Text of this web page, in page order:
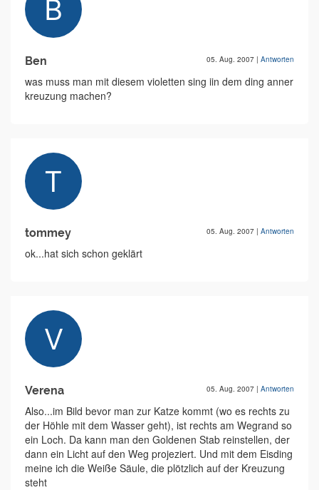
Ben 05. Aug. 2007 | Antworten
was muss man mit diesem violetten sing iin dem ding anner
kreuzung machen?
tommey 05. Aug. 2007 | Antworten
ok...hat sich schon geklärt
Verena 05. Aug. 2007 | Antworten
Also...im Bild bevor man zur Katze kommt (wo es rechts zu
der Höhle mit dem Wasser geht), ist rechts am Wegrand so
ein Loch. Da kann man den Goldenen Stab reinstellen, der
dann ein Licht auf den Weg projeziert. Und mit dem Eisding
meine ich die Weiße Säule, die plötzlich auf der Kreuzung
steht